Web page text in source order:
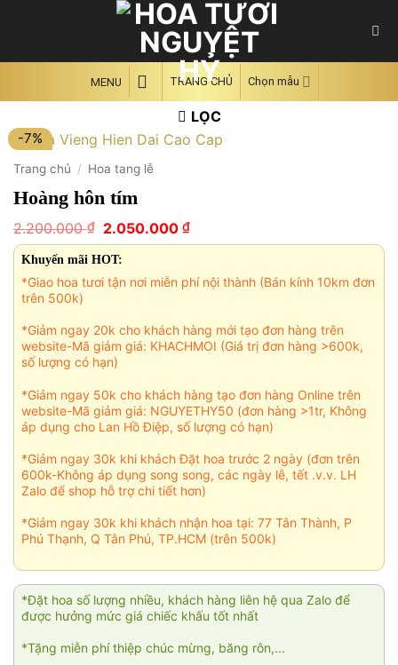
MENU TRANG CHỦ Chọn mẫu
LỌC
-7%
Trang chủ / Hoa tang lễ
Hoàng hôn tím
2.200.000₫ Giá
gốc
là:
2.200.000 ₫.
2.050.000 ₫Giá
hiện
2.050.000 ₫.
Khuyến mãi HOT:
*Giao hoa tươi tận nơi miễn phí nội thành (Bán kính 10km đơn
trên 500k)
*Giảm ngay 20k cho khách hàng mới tạo đơn hàng trên
website-Mã giảm giá: KHACHMOI (Giá trị đơn hàng >600k,
số lượng có hạn)
*Giảm ngay 50k cho khách hàng tạo đơn hàng Online trên
website-Mã giảm giá: NGUYETHY50 (đơn hàng >1tr, Không
áp dụng cho Lan Hồ Điệp, số lượng có hạn)
*Giảm ngay 30k khi khách Đặt hoa trước 2 ngày (đơn trên
600k-Không áp dụng song song, các ngày lễ, tết .v.v. LH
Zalo để shop hỗ trợ chi tiết hơn)
*Giảm ngay 30k khi khách nhận hoa tại: 77 Tân Thành, P
Phú Thạnh, Q Tân Phú, TP.HCM (trên 500k)
*Đặt hoa số lượng nhiều, khách hàng liên hệ qua Zalo để
được hưởng mức giá chiếc khấu tốt nhất
*Tặng miễn phí thiệp chúc mừng, băng rôn,...